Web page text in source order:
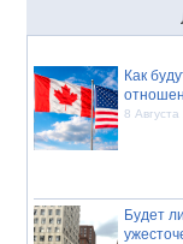
Как
8
Будет